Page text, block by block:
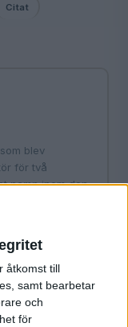
åtkomst till
samt bearbetar
och
för
Citat
blev
för två
namn inom den
tidningen Vi,
varit knuten
och SVT.
biografier plus
prisade
Som